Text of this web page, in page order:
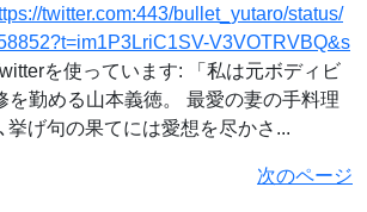
twitter.com:443/bullet_yutaro/status/
V3VOTRVBQ&s
を使っています: 「私は元ボディビ
を勤める山本義徳。 最愛の妻の手料理
挙げ句の果てには愛想を尽かさ...
次のページ